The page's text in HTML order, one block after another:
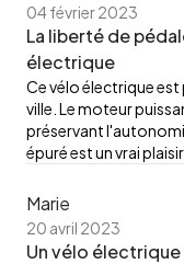
04 février 2023
La liberté de
électrique
Ce vélo électrique
ville. Le moteur
préservant
épuré est un vrai
Marie
20 avril 2023
Un vélo